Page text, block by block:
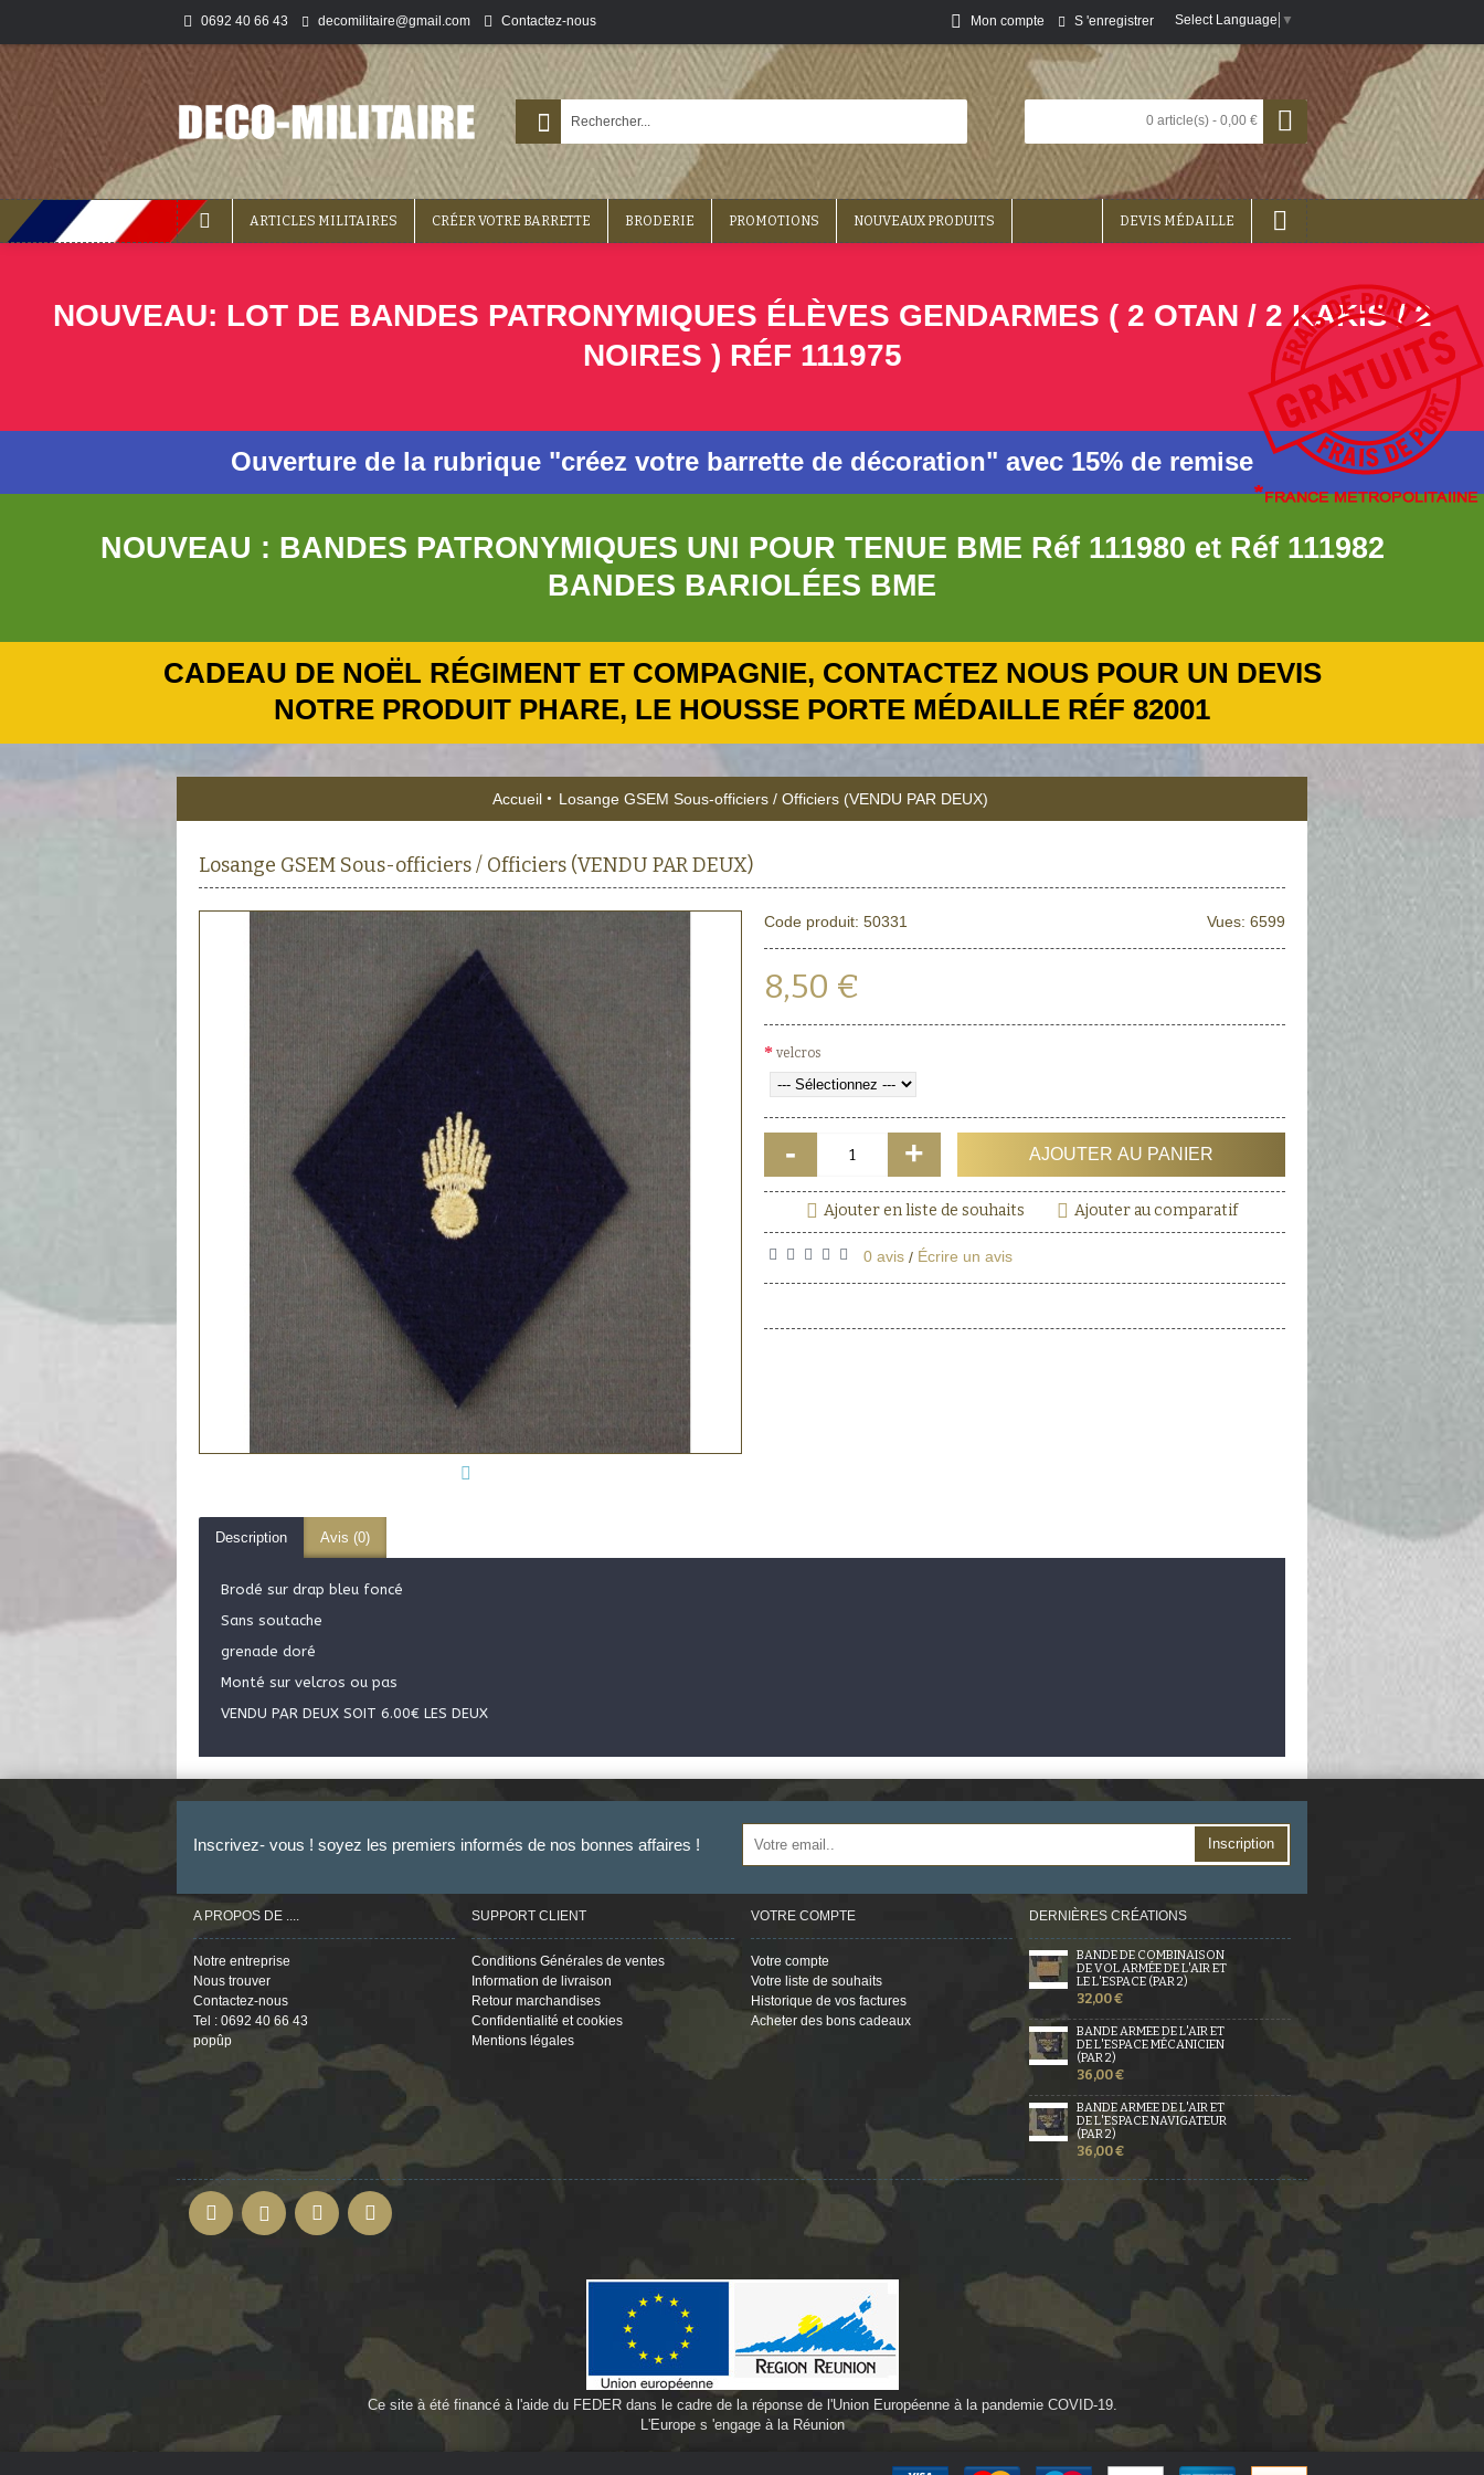
0692 40 66 43 decomilitaire@gmail.com Contactez-nous Mon compte S 'enregistrer Select Language ▼
0 article(s) - 0,00 €
ARTICLES MILITAIRES CRÉER VOTRE BARRETTE BRODERIE PROMOTIONS NOUVEAUX PRODUITS DEVIS MÉDAILLE
NOUVEAU: LOT DE BANDES PATRONYMIQUES ÉLÈVES GENDARMES ( 2 OTAN / 2 KAKIS / 2
NOIRES ) RÉF 111975
Ouverture de la rubrique "créez votre barrette de décoration" avec 15% de remise
NOUVEAU : BANDES PATRONYMIQUES UNI POUR TENUE BME Réf 111980 et Réf 111982
BANDES BARIOLÉES BME
CADEAU DE NOËL RÉGIMENT ET COMPAGNIE, CONTACTEZ NOUS POUR UN DEVIS
NOTRE PRODUIT PHARE, LE HOUSSE PORTE MÉDAILLE RÉF 82001
Accueil Losange GSEM Sous-officiers / Officiers (VENDU PAR DEUX)
Losange GSEM Sous-officiers / Officiers (VENDU PAR DEUX)
Vues: 6599
Code produit: 50331
8,50 €
velcros
- + AJOUTER AU PANIER
Ajouter en liste de souhaits Ajouter au comparatif
0 avis / Écrire un avis
Description Avis (0)
Brodé sur drap bleu foncé
Sans soutache
grenade doré
Monté sur velcros ou pas
VENDU PAR DEUX SOIT 6.00€ LES DEUX
Inscrivez- vous ! soyez les premiers informés de nos bonnes affaires ! Inscription
A PROPOS DE ....
Notre entreprise
Nous trouver
Contactez-nous
Tel : 0692 40 66 43
popûp
SUPPORT CLIENT
Conditions Générales de ventes
Information de livraison
Retour marchandises
Confidentialité et cookies
Mentions légales
VOTRE COMPTE
Votre compte
Votre liste de souhaits
Historique de vos factures
Acheter des bons cadeaux
DERNIÈRES CRÉATIONS
BANDE DE COMBINAISON
DE VOL ARMÉE DE L'AIR ET
LE L'ESPACE (PAR 2)
32,00 €
BANDE ARMÉE DE L'AIR ET
DE L'ESPACE MÉCANICIEN
(PAR 2)
36,00 €
BANDE ARMÉE DE L'AIR ET
DE L'ESPACE NAVIGATEUR
(PAR 2)
36,00 €
Ce site à été financé à l'aide du FEDER dans le cadre de la réponse de l'Union Européenne à la pandemie COVID-19.
L'Europe s 'engage à la Réunion